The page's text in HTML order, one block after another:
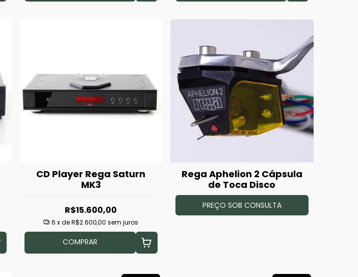
CD Player Rega Saturn
MK3
R$15.600,00
6 x deR$2.600,00 sem juros
COMPRAR
Rega Aphelion 2 Cápsula
de Toca Disco
PREÇO SOB CONSULTA